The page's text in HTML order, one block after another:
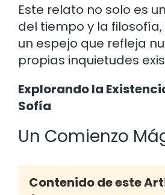
Este relato no solo es
del tiempo y la
un espejo que refleja
propias inquietudes
Explorando la
Sofía
Un Comienzo
Contenido de este